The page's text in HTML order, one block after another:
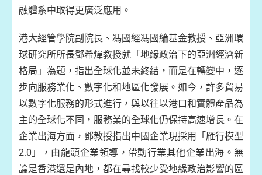
融體系中取得更廣泛應用。
港大經管學院副院長、馮國經馮國綸基金教授、亞洲環
球研究所所長鄧希煒教授就「地緣政治下的亞洲經濟新
格局」為題，指出全球化並未終結，而是在轉變中，逐
步向服務業化、數字化和地區化發展。如今，許多貿易
以數字化服務的形式進行，與以往以港口和實體產品為
主的全球化不同，服務業的全球化仍保持高速增長。在
企業出海方面，鄧教授指出中國企業現採用「雁行模型
2.0」，由龍頭企業領導，帶動行業其他企業出海。無
論是香港還是內地，都在尋找較少受地緣政治影響的區